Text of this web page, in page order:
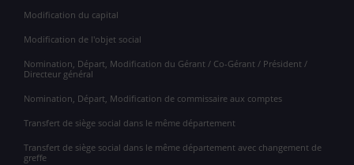
Modification du capital
Modification de l'objet social
Nomination, Départ, Modification du Gérant / Co-Gérant / Président /
Directeur général
Nomination, Départ, Modification de commissaire aux comptes
Transfert de siège social dans le même département
Transfert de siège social dans le même département avec changement de
greffe